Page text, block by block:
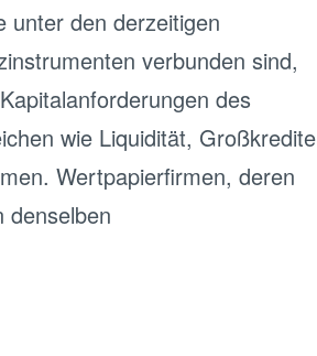
unter den derzeitigen
verbunden sind,
des
wie Liquidität, Großkredite
Wertpapierfirmen, deren
denselben